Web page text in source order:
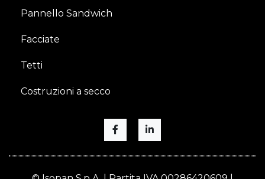
Pannello Sandwich
Facciate
Tetti
Costruzioni a secco